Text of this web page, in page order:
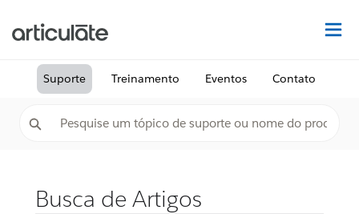
Suporte Treinamento Eventos Contato
Busca de Artigos